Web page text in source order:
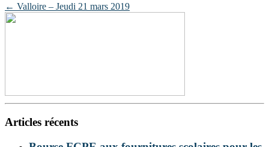
Post
navigation
← Valloire – Jeudi 21 mars 2019
Articles récents